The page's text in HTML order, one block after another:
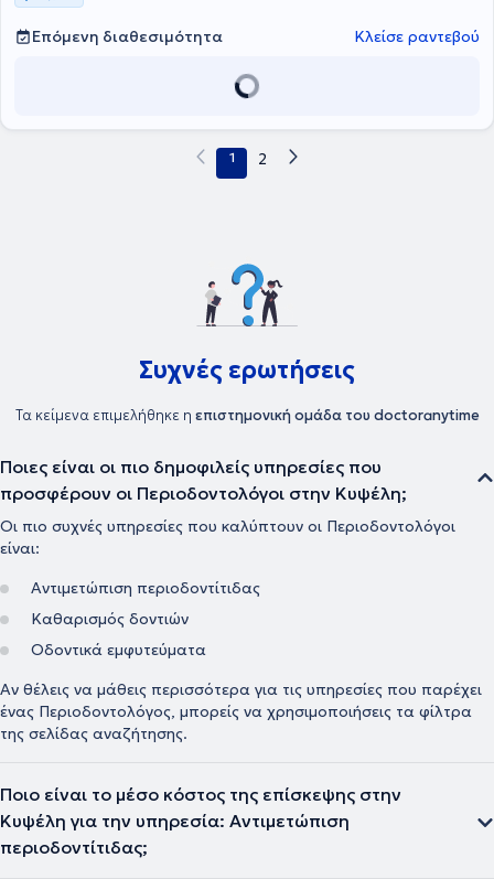
Επόμενη διαθεσιμότητα Κλείσε ραντεβού
1 2
Συχνές ερωτήσεις
Τα κείμενα επιμελήθηκε η επιστημονική ομάδα του doctoranytime
Ποιες είναι οι πιο δημοφιλείς υπηρεσίες που
προσφέρουν οι Περιοδοντολόγοι στην Κυψέλη;
Οι πιο συχνές υπηρεσίες που καλύπτουν οι Περιοδοντολόγοι
είναι:
Αντιμετώπιση περιοδοντίτιδας
Καθαρισμός δοντιών
Οδοντικά εμφυτεύματα
Αν θέλεις να μάθεις περισσότερα για τις υπηρεσίες που παρέχει
ένας Περιοδοντολόγος, μπορείς να χρησιμοποιήσεις τα φίλτρα
της σελίδας αναζήτησης.
Ποιο είναι το μέσο κόστος της επίσκεψης στην
Κυψέλη για την υπηρεσία: Αντιμετώπιση
περιοδοντίτιδας;